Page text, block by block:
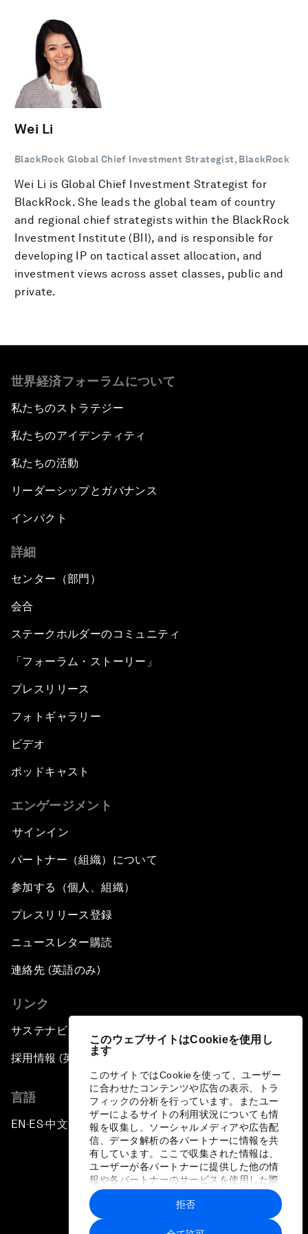
このウェブサイトはCookieを使用し
ます
このサイトではCookieを使って、ユーザー
に合わせたコンテンツや広告の表示、トラ
フィックの分析を行っています。またユー
ザーによるサイトの利用状況についても情
報を収集し、ソーシャルメディアや広告配
信、データ解析の各パートナーに情報を共
有しています。ここで収集された情報は、
ユーザーが各パートナーに提供した他の情
報や各パートナーのサービスを使用した際
に収集された情報と組み合わされ、各パー
トナーによって使用されることがありま
す。
拒否
Wei Li
BlackRock Global Chief Investment Strategist, BlackRock
Wei Li is Global Chief Investment Strategist for
BlackRock. She leads the global team of country
and regional chief strategists within the BlackRock
Investment Institute (BII), and is responsible for
developing IP on tactical asset allocation, and
investment views across asset classes, public and
private.
世界経済フォーラムについて
私たちのストラテジー
私たちのアイデンティティ
私たちの活動
リーダーシップとガバナンス
インパクト
詳細
センター（部門）
会合
ステークホルダーのコミュニティ
「フォーラム・ストーリー」
プレスリリース
フォトギャラリー
ビデオ
ポッドキャスト
エンゲージメント
サインイン
パートナー（組織）について
参加する（個人、組織）
プレスリリース登録
ニュースレター購読
連絡先 (英語のみ)
リンク
サステナビリティへの取り組み
採用情報 (英語のみ)
言語
EN ▪ES▪中文▪ 日本語
プライバシーポリシーと利用規約